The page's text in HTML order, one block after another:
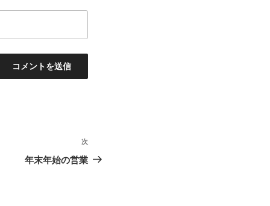
次
の
次
年末年始の営業